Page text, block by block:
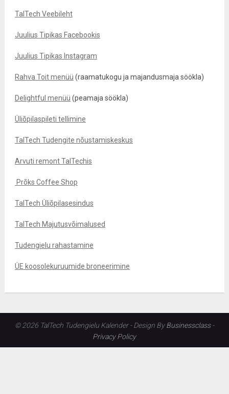
TalTech Veebileht
Juulius Tipikas Facebookis
Juulius Tipikas Instagram
Rahva Toit menüü (raamatukogu ja majandusmaja söökla)
Delightful menüü (peamaja söökla)
Üliõpilaspileti tellimine
TalTech Tudengite nõustamiskeskus
Arvuti remont TalTechis
Prõks Coffee Shop
TalTech Üliõpilasesindus
TalTech Majutusvõimalused
Tudengielu rahastamine
ÜE koosolekuruumide broneerimine
© 2026 TalTech Tudengielu Kalender - Design ByBusinessclass-
Privacy Policy